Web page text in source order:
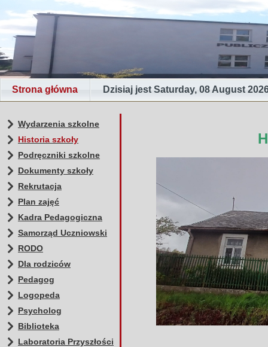
Strona główna Dzisiaj jest Saturday, 08 August
Wydarzenia szkolne
Historia szkoły
Podręczniki szkolne
Dokumenty szkoły
Rekrutacja
Plan zajęć
Kadra Pedagogiczna
Samorząd Uczniowski
RODO
Dla rodziców
Pedagog
Logopeda
Psycholog
Biblioteka
Laboratoria Przyszłości